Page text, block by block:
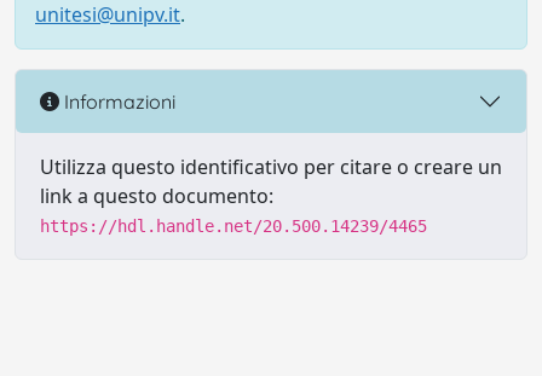
unitesi@unipv.it.
Informazioni
Utilizza questo identificativo per citare o creare un
link a questo documento:
https://hdl.handle.net/20.500.14239/4465